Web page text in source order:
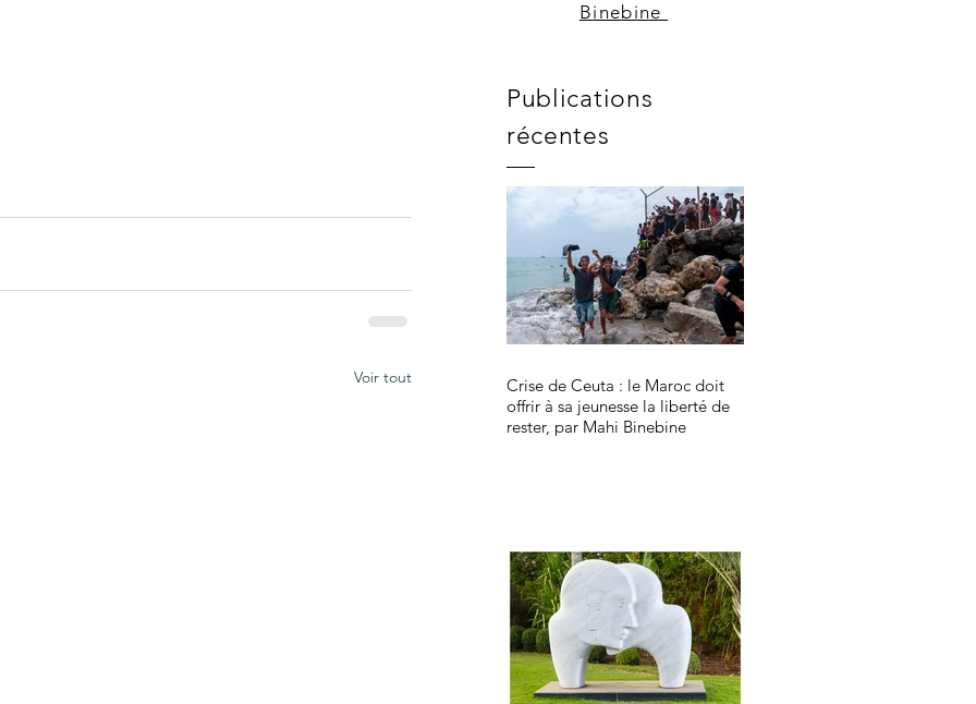
Binebine
Publications
récentes
Crise de Ceuta : le Maroc doit
offrir à sa jeunesse la liberté de
rester, par Mahi Binebine
Voir tout